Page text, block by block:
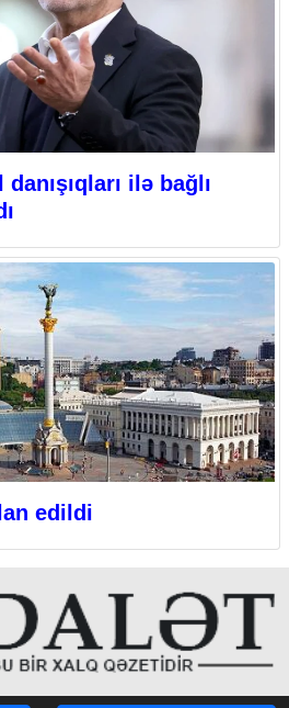
ilə bağlı
edildi